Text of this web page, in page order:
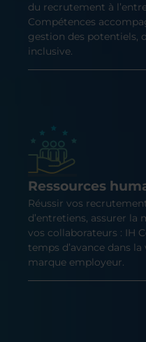
du recrutement à
Compétences
gestion des potentiels,
inclusive.
Ressources
Réussir vos
d’entretiens, assurer la
vos collaborateurs : IH
temps d’avance dans
marque employeur.